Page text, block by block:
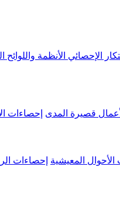
الإحصائي الأنظمة واللوائح
قصيرة المدى إحصاءات
الأحوال المعيشية إحصاءات